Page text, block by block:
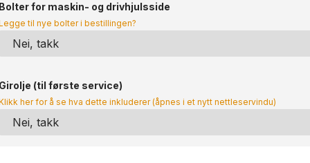
Bolter for maskin- og drivhjulsside
til nye bolter i bestillingen?
Girolje (til første service)
her for å se hva dette inkluderer (åpnes i et nytt nettleservindu)